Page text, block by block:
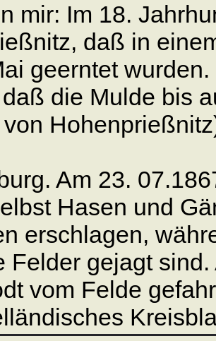
mir: Im 18.
daß in
geerntet
die Mulde bis
Am 23.
Hasen und
erschlagen,
Felder gejagt
vom Felde